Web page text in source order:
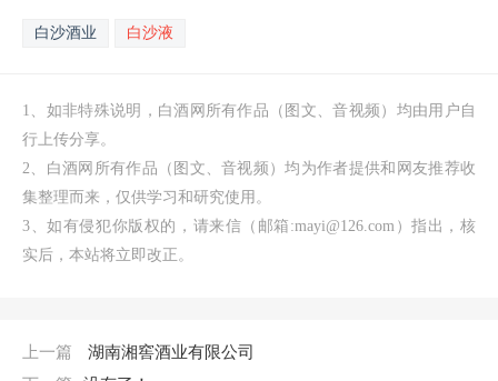
白沙酒业 白沙液
1、如非特殊说明，白酒网所有作品（图文、音视频）均由用户自
行上传分享。
2、白酒网所有作品（图文、音视频）均为作者提供和网友推荐收
集整理而来，仅供学习和研究使用。
3、如有侵犯你版权的，请来信（邮箱:mayi@126.com）指出，核
实后，本站将立即改正。
上一篇
湖南湘窖酒业有限公司